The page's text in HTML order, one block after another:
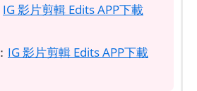
IG 影片剪輯 Edits APP下載
： IG 影片剪輯 Edits APP下載